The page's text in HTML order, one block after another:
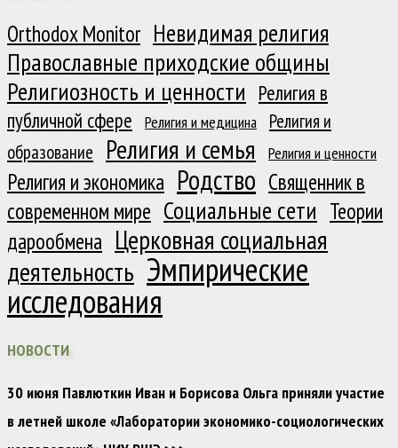
Orthodox Monitor Невидимая религия
Православные приходские общины
Религиозность и ценности Религия в
публичной сфере
Религия и медицина
Религия и
образование
Религия и семья Религия и ценности
Религия и экономика Родство Священник в
современном мире Социальные сети Теории
дарообмена Церковная социальная
деятельность Эмпирические
исследования
НОВОСТИ
30 июня Павлюткин Иван и Борисова Ольга приняли участие
в летней школе «Лаборатории экономико-социологических